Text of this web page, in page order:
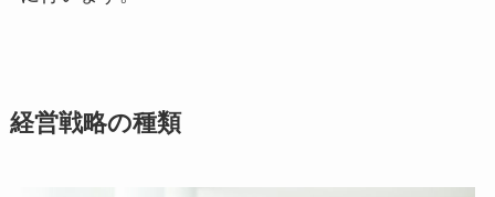
経営戦略の種類